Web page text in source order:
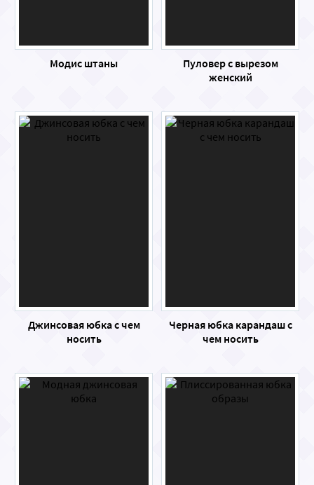
Модис штаны
Пуловер с вырезом
женский
Джинсовая юбка с чем
носить
Черная юбка карандаш с
чем носить